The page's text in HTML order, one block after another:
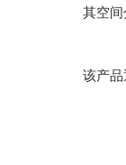
其空
该产